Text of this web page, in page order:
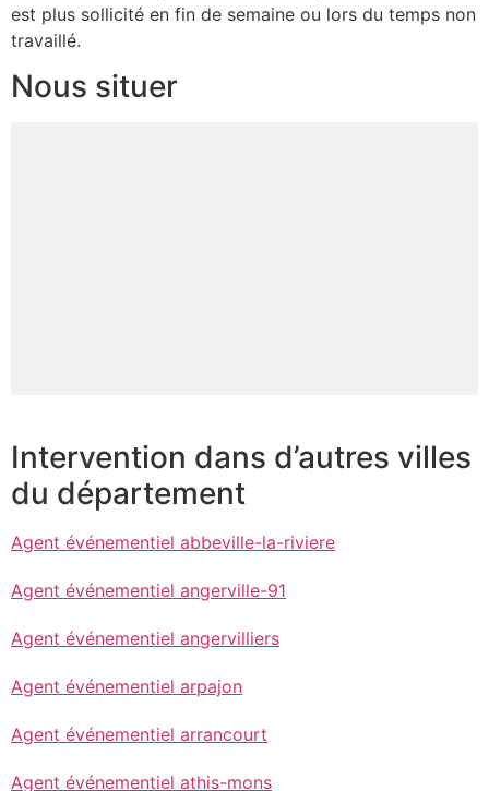
est plus sollicité en fin de semaine ou lors du temps non
travaillé.
Nous situer
Intervention dans d’autres villes
du département
Agent événementiel abbeville-la-riviere
Agent événementiel angerville-91
Agent événementiel angervilliers
Agent événementiel arpajon
Agent événementiel arrancourt
Agent événementiel athis-mons